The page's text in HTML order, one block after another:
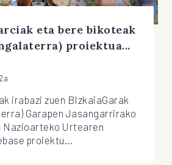
eta bere bikoteak
proiektua...
irabazi zuen BIzkaiaGarak
Garapen Jasangarrirako
Nazioarteko Urtearen
proiektu...